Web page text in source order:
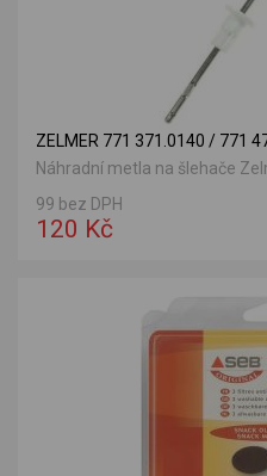
ZELMER 771 371.0140 / 771
Náhradní metla na šlehače
99 bez DPH
120 Kč